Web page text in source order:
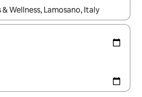
tilgængelige, skal du navigere med